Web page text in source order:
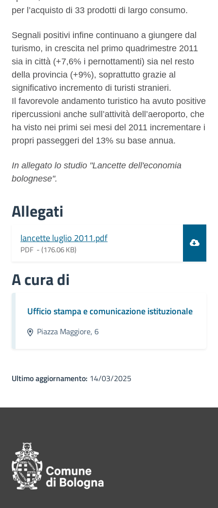
per l’acquisto di 33 prodotti di largo consumo.
Segnali positivi infine continuano a giungere dal
turismo, in crescita nel primo quadrimestre 2011
sia in città (+7,6% i pernottamenti) sia nel resto
della provincia (+9%), soprattutto grazie al
significativo incremento di turisti stranieri.
Il favorevole andamento turistico ha avuto positive
ripercussioni anche sull’attività dell’aeroporto, che
ha visto nei primi sei mesi del 2011 incrementare i
propri passeggeri del 13% su base annua.
In allegato lo studio "Lancette dell'economia
bolognese".
Allegati
lancette luglio 2011.pdf
PDF -(176.06 KB)
A cura di
Ufficio stampa e comunicazione istituzionale
Piazza Maggiore, 6
Ultimo aggiornamento: 14/03/2025